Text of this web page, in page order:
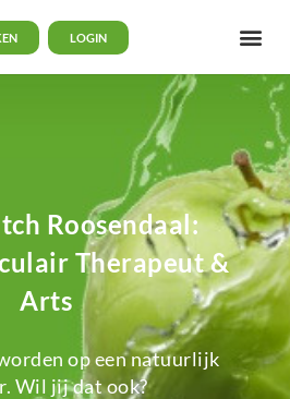
LOGIN
Roosendaal:
Therapeut &
Arts
op een natuurlijk
Wil jij dat ook?